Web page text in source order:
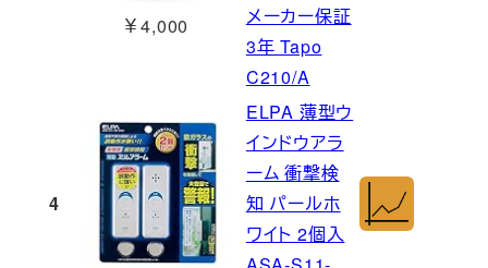
￥4,000
メーカー保証
3年 Tapo
C210/A
4
ELPA 薄型ウ
インドウアラ
ーム 衝撃検
知 パールホ
ワイト 2個入